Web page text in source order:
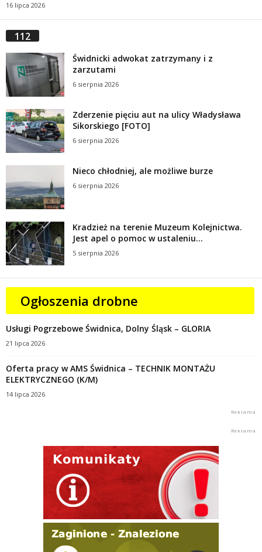
16 lipca 2026
112
Świdnicki adwokat zatrzymany i z
zarzutami
6 sierpnia 2026
Zderzenie pięciu aut na ulicy Władysława
Sikorskiego [FOTO]
6 sierpnia 2026
Nieco chłodniej, ale możliwe burze
6 sierpnia 2026
Kradzież na terenie Muzeum Kolejnictwa.
Jest apel o pomoc w ustaleniu...
5 sierpnia 2026
Ogłoszenia drobne
Usługi Pogrzebowe Świdnica, Dolny Śląsk – GLORIA
21 lipca 2026
Oferta pracy w AMS Świdnica – TECHNIK MONTAŻU
ELEKTRYCZNEGO (K/M)
14 lipca 2026